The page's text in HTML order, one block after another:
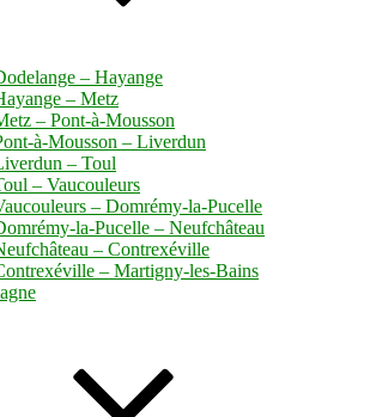
– Hayange
– Metz
– Pont-à-Mousson
à-Mousson – Liverdun
– Toul
– Vaucouleurs
– Domrémy-la-Pucelle
la-Pucelle – Neufchâteau
– Contrexéville
– Martigny-les-Bains